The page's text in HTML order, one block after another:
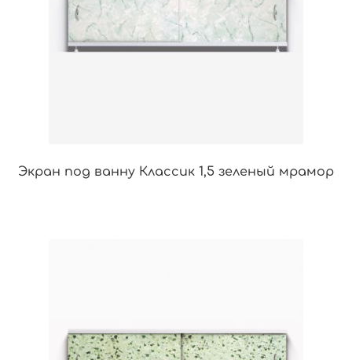
Экран под ванну Классик 1,5 зеленый мрамор